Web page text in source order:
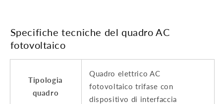
Specifiche tecniche del quadro AC
fotovoltaico
Tipologia
quadro
Quadro elettrico AC
fotovoltaico trifase con
dispositivo di interfaccia